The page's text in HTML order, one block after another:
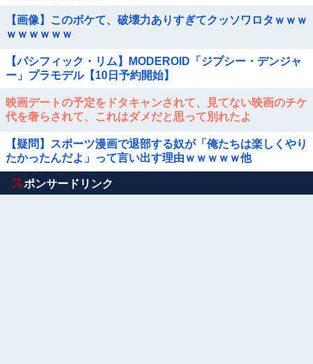
【画像】このボケて、破壊力ありすぎてクッソワロタｗｗｗ
ｗｗｗｗｗｗ
【パシフィック・リム】MODEROID「ジプシー・デンジャ
ー」プラモデル【10日予約開始】
映画デートの予定をドタキャンされて、見てない映画のチケ
代を奢らされて、これはダメだと思って別れたよ
【疑問】スポーツ漫画で退部する奴が「俺たちは楽しくやり
たかったんだよ」って言い出す理由ｗｗｗｗｗ他
Powered by livedoor 相互RSS
スポンサードリンク